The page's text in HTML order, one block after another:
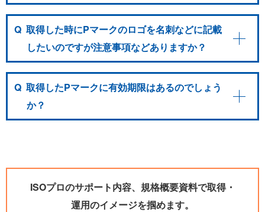
Q 取得した時にPマークのロゴを名刺などに記載
したいのですが注意事項などありますか？
Q 取得したPマークに有効期限はあるのでしょう
か？
ISOプロのサポート内容、規格概要資料で取得・
運用のイメージを掴めます。